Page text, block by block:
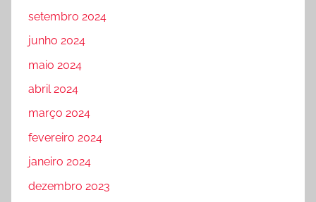
setembro 2024
junho 2024
maio 2024
abril 2024
março 2024
fevereiro 2024
janeiro 2024
dezembro 2023